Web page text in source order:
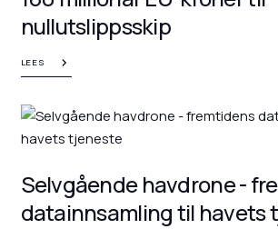
nullutslippsskip
LEES
Selvgående havdrone -
datainnsamling til havets